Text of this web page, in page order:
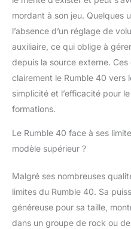
mordant à son jeu. Quelques
l’absence d’un réglage de
auxiliaire, ce qui oblige à
depuis la source externe.
clairement le Rumble 40 vers
simplicité et l’efficacité pour
formations.
Le Rumble 40 face à ses
modèle supérieur ?
Malgré ses nombreuses
limites du Rumble 40. Sa
généreuse pour sa taille,
dans un groupe de rock ou